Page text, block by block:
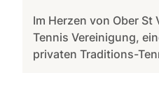
Im Herzen von Ober
Tennis Vereinigung,
privaten Traditions-